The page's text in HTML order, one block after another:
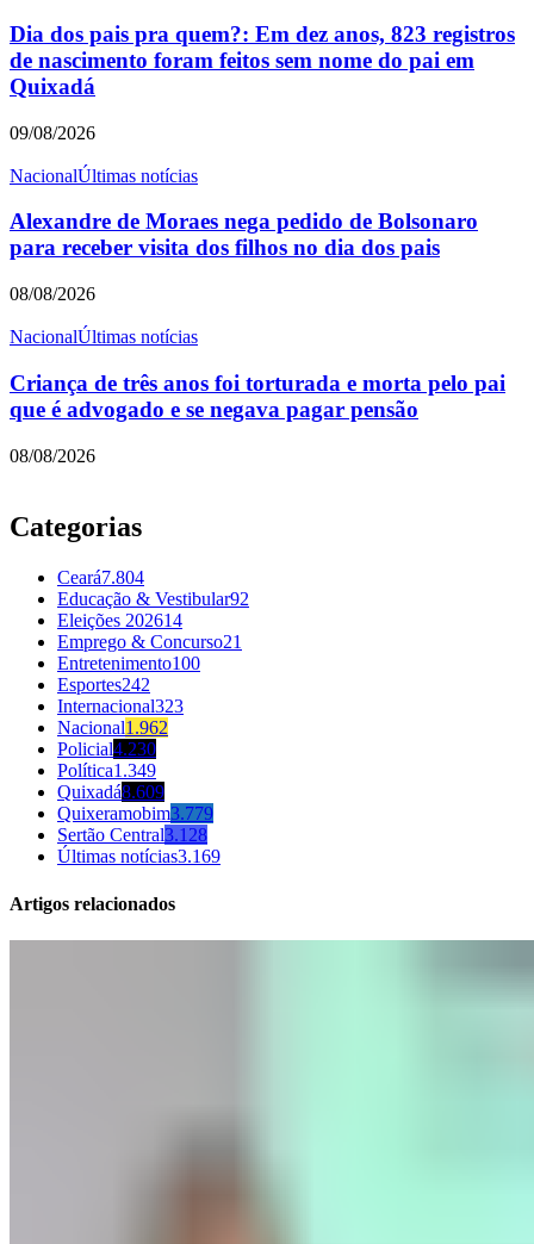
Dia dos pais pra quem?: Em dez anos, 823 registros
de nascimento foram feitos sem nome do pai em
Quixadá
09/08/2026
NacionalÚltimas notícias
Alexandre de Moraes nega pedido de Bolsonaro
para receber visita dos filhos no dia dos pais
08/08/2026
NacionalÚltimas notícias
Criança de três anos foi torturada e morta pelo pai
que é advogado e se negava pagar pensão
08/08/2026
Categorias
Ceará7.804
Educação & Vestibular92
Eleições 202614
Emprego & Concurso21
Entretenimento100
Esportes242
Internacional323
Nacional1.962
Policial4.230
Política1.349
Quixadá8.609
Quixeramobim3.779
Sertão Central3.128
Últimas notícias3.169
Artigos relacionados